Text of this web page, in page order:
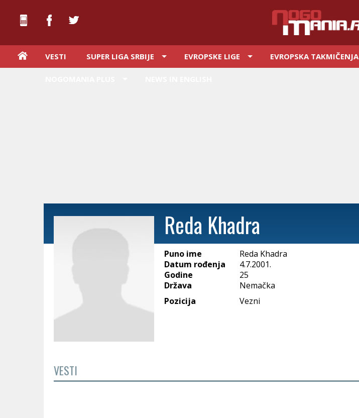
VESTI SUPER LIGA SRBIJE EVROPSKE LIGE EVROPSKA TAKMIČENJA
Reda Khadra
Puno ime
Reda Khadra
Datum rođenja
4.7.2001.
Godine
25
Država
Nemačka
Pozicija
Vezni
VESTI